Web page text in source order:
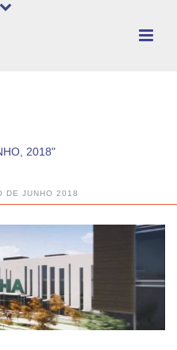
2018"
DE JUNHO 2018